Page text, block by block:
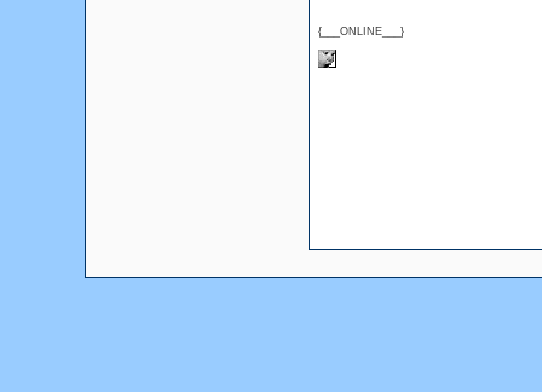
{___ONLINE___}